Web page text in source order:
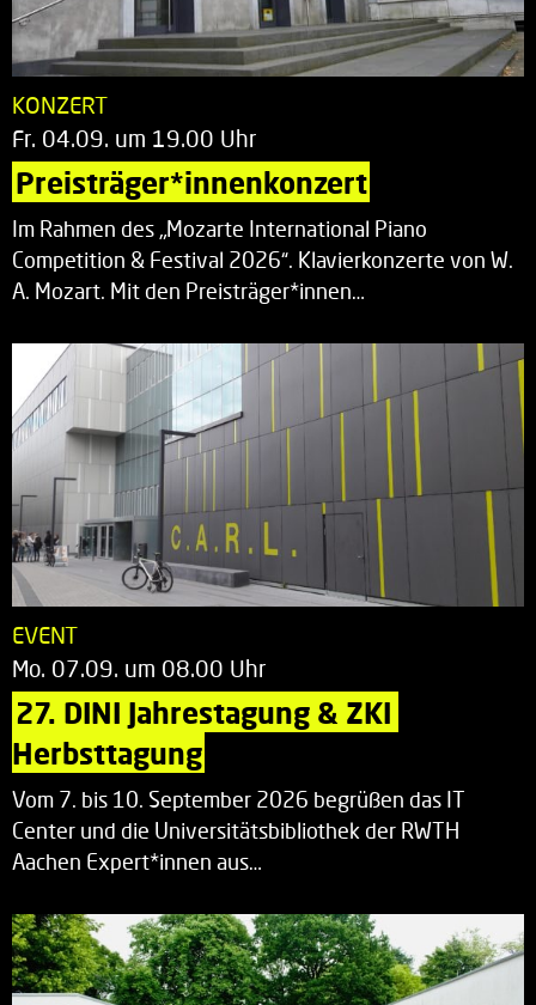
KONZERT
Fr. 04.09. um 19.00 Uhr
Preisträger*innenkonzert
Im Rahmen des „Mozarte International Piano
Competition & Festival 2026“. Klavierkonzerte von W.
A. Mozart. Mit den Preisträger*innen…
EVENT
Mo. 07.09. um 08.00 Uhr
27. DINI Jahrestagung & ZKI
Herbsttagung
Vom 7. bis 10. September 2026 begrüßen das IT
Center und die Universitätsbibliothek der RWTH
Aachen Expert*innen aus…